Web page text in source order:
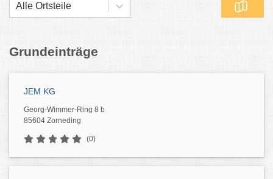
Alle Ortsteile
Grundeinträge
JEM KG
Georg-Wimmer-Ring 8 b
85604 Zorneding
(0)